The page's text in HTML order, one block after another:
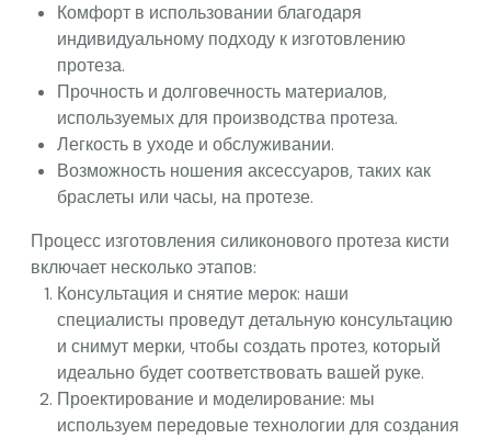
Комфорт в использовании благодаря
индивидуальному подходу к изготовлению
протеза.
Прочность и долговечность материалов,
используемых для производства протеза.
Легкость в уходе и обслуживании.
Возможность ношения аксессуаров, таких как
браслеты или часы, на протезе.
Процесс изготовления силиконового протеза кисти
включает несколько этапов:
Консультация и снятие мерок: наши
специалисты проведут детальную консультацию
и снимут мерки, чтобы создать протез, который
идеально будет соответствовать вашей руке.
Проектирование и моделирование: мы
используем передовые технологии для создания